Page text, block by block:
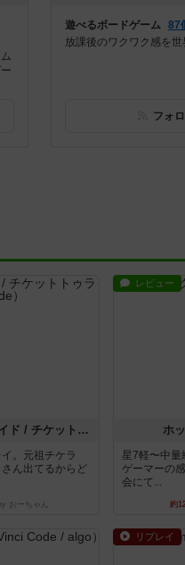
遊べるボードゲーム 87
放課後のワクワク感を世
フォ
チケットトゥライド / チケットトゥライドアメリカ
。元祖チケラ
ん出てるからど
by おーちゃん
レビュー
ホ
星7軽〜中量
ゲーマーの
会にて...
約
リプレイ